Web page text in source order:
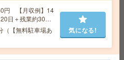
和田・五和・代官
日休み！日勤のお仕事！外
円 【月収例】14
日＋残業約30時
（【無料駐車場あ
気になる!